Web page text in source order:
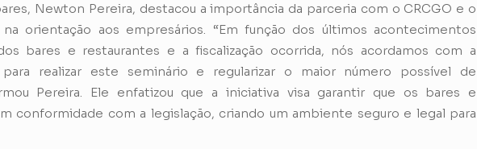
Newton Pereira, destacou a importância da parceria com o CRCGO e o
orientação aos empresários. “Em função dos últimos acontecimentos
bares e restaurantes e a fiscalização ocorrida, nós acordamos com a
realizar este seminário e regularizar o maior número possível de
Pereira. Ele enfatizou que a iniciativa visa garantir que os bares e
conformidade com a legislação, criando um ambiente seguro e legal para